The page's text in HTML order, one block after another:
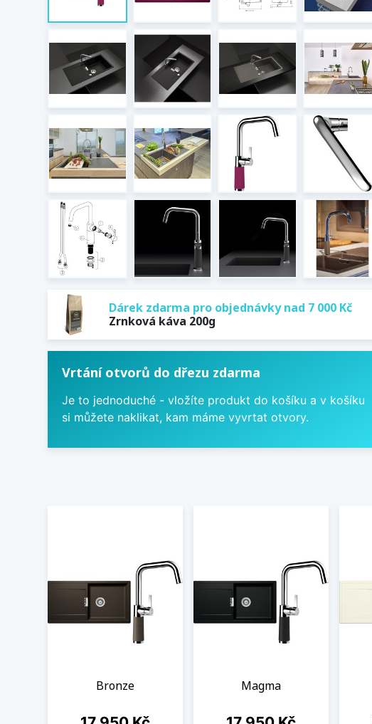
Dárek zdarma pro objednávky nad 7 000 Kč
Zrnková káva 200g
Vrtání otvorů do dřezu zdarma
Je to jednoduché - vložíte produkt do košíku a v košíku
si můžete naklikat, kam máme vyvrtat otvory.
Bronze
Cena
Magma
Cena